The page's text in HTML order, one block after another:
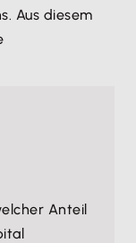
Aus diesem
Anteil